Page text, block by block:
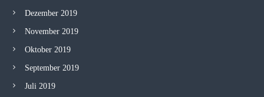
Dezember 2019
November 2019
Oktober 2019
September 2019
Juli 2019